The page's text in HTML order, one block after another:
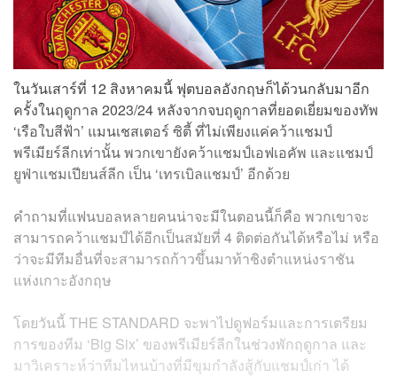
ในวันเสาร์ที่ 12 สิงหาคมนี้ ฟุตบอลอังกฤษก็ได้วนกลับมาอีก
ครั้งในฤดูกาล 2023/24 หลังจากจบฤดูกาลที่ยอดเยี่ยมของทัพ
‘เรือใบสีฟ้า’ แมนเชสเตอร์ ซิตี้ ที่ไม่เพียงแค่คว้าแชมป์
พรีเมียร์ลีกเท่านั้น พวกเขายังคว้าแชมป์เอฟเอคัพ และแชมป์
ยูฟ่าแชมเปียนส์ลีก เป็น ‘เทรเบิลแชมป์’ อีกด้วย
คำถามที่แฟนบอลหลายคนน่าจะมีในตอนนี้ก็คือ พวกเขาจะ
สามารถคว้าแชมป์ได้อีกเป็นสมัยที่ 4 ติดต่อกันได้หรือไม่ หรือ
ว่าจะมีทีมอื่นที่จะสามารถก้าวขึ้นมาท้าชิงตำแหน่งราชัน
แห่งเกาะอังกฤษ
โดยวันนี้ THE STANDARD จะพาไปดูฟอร์มและการเตรียม
การของทีม ‘Big Six’ ของพรีเมียร์ลีกในช่วงพักฤดูกาล และ
มาวิเคราะห์ว่าทีมไหนบ้างที่มีขุมกำลังสู้กับแชมป์เก่า ได้